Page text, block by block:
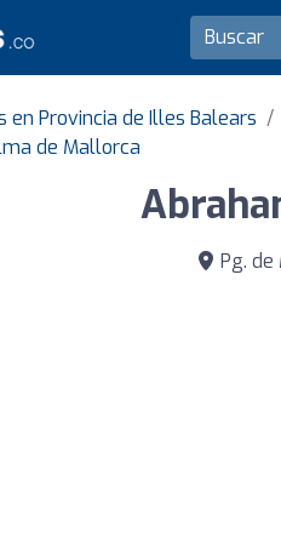
en Provincia de Illes Balears
de Mallorca
Pg.